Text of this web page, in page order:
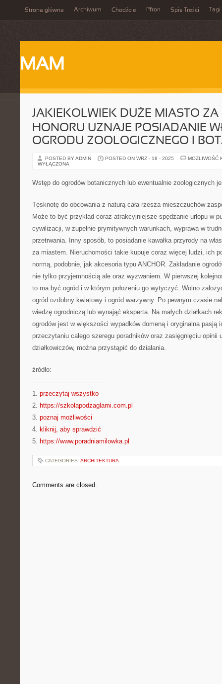
Strona główna Archiwum Chodźcie Pfron Spis Treści Tagi
MAM
JAKIEKOLWIEK DUŻE MIASTO ZA
HONORU UZNAJE POSIADANIE
OGRODU ZOOLOGICZNEGO I
POSTED BY ADMIN POSTED ON WRZ - 18 - 2025
MOŻLIWOŚĆ
WYŁĄCZONA
Wstęp do ogrodów botanicznych lub ewentualnie zoologicznych
Tęsknotę do obcowania z naturą cała rzesza mieszczuchów
Może to być przykład coraz atrakcyjniejsze spędzanie urlopu w
cywilizacji, w zupełnie prymitywnych warunkach, wyprawa w
przetrwania. Inny sposób, to posiadanie kawałka przyrody na
za miastem. Nieruchomości takie kupuje coraz więcej ludzi, ich
normą, podobnie, jak akcesoria typu ANCHOR. Zakładanie
nie tylko przyjemnością ale oraz wyzwaniem. W pierwszej
to ma być ogród i w którym położeniu go wytyczyć. Wolno
ogród ozdobny kwiatowy i ogród warzywny. Po pewnym czasie
wiedzę ogrodniczą lub wynająć eksperta. Na małych działkach
ogrodów jest w większości wypadków domeną i oryginalna pasją
przeczytaniu całego szeregu poradników oraz zasięgnięciu opinii
działkowiczów, można przystąpić do działania.
źródło:
———————————
1. przeczytaj wszystko
2. https://szkolapodzaglami.com.pl
3. poznaj możliwości
4. kliknij, aby sprawdzić
5. https://www.poradniamilowka.pl
CATEGORIES: ARCHITEKTURA
Comments are closed.